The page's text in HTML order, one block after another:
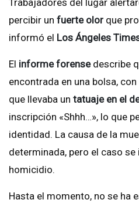
Trabajadores del lugar
percibir un fuerte olor que
informó el Los Ángeles
El informe forensedescribe
encontrada en una bolsa,
que llevaba un tatuaje en el
inscripción «Shhh…», lo que
identidad. La causa de la
determinada, pero el caso
homicidio.
Hasta el momento, no se ha